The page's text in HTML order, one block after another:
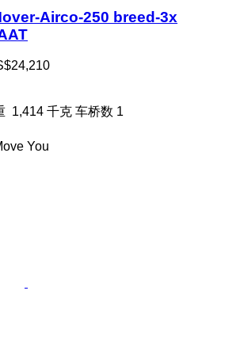
Airco-250 breed-3x
1,414 千克 车桥数 1
You